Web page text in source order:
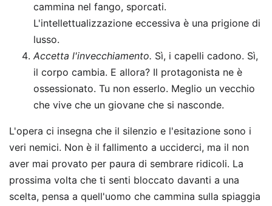
cammina nel fango, sporcati.
L'intellettualizzazione eccessiva è una prigione di
lusso.
Accetta l'invecchiamento. Sì, i capelli cadono. Sì,
il corpo cambia. E allora? Il protagonista ne è
ossessionato. Tu non esserlo. Meglio un vecchio
che vive che un giovane che si nasconde.
L'opera ci insegna che il silenzio e l'esitazione sono i
veri nemici. Non è il fallimento a ucciderci, ma il non
aver mai provato per paura di sembrare ridicoli. La
prossima volta che ti senti bloccato davanti a una
scelta, pensa a quell'uomo che cammina sulla spiaggia